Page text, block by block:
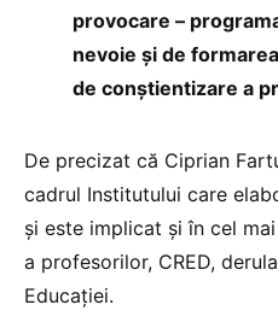
provocare –
nevoie și de
de conștientizare a
De precizat că Ciprian
cadrul Institutului care
și este implicat și în cel
a profesorilor, CRED,
Educației.